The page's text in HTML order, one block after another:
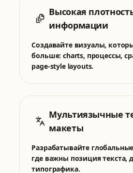
Высокая
информации
Создавайте визуалы,
больше: charts, процессы,
page-style layouts.
Мультиязычные
макеты
Разрабатывайте
где важны позиция текста,
типографика.